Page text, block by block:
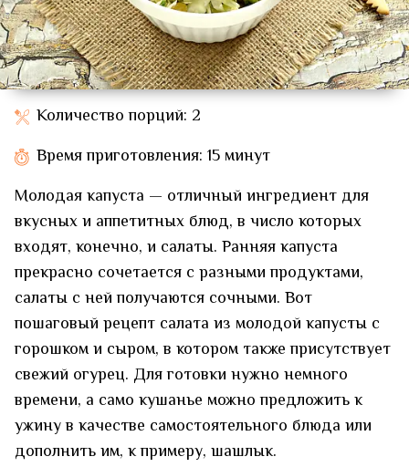
Количество порций: 2
Время приготовления: 15 минут
Молодая капуста — отличный ингредиент для
вкусных и аппетитных блюд, в число которых
входят, конечно, и салаты. Ранняя капуста
прекрасно сочетается с разными продуктами,
салаты с ней получаются сочными. Вот
пошаговый рецепт салата из молодой капусты с
горошком и сыром, в котором также присутствует
свежий огурец. Для готовки нужно немного
времени, а само кушанье можно предложить к
ужину в качестве самостоятельного блюда или
дополнить им, к примеру, шашлык.